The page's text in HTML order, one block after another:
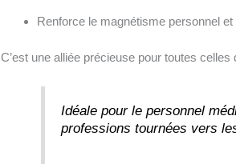
Renforce le magnétisme personnel
C’est une alliée précieuse pour toutes
Idéale pour le personnel
professions tournées vers